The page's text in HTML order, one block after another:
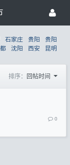
石家庄 贵阳
贵阳
沈阳 西安
昆明
排序： 回帖时间
0